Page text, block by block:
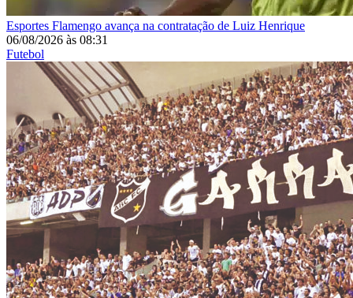
Esportes Flamengo avança na contratação de Luiz Henrique
06/08/2026 às 08:31
Futebol